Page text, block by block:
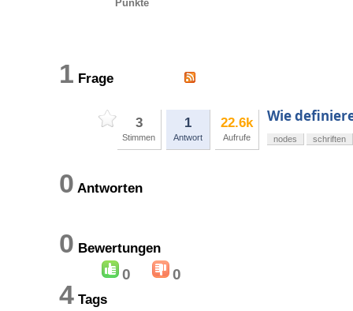
Punkte
1 Frage
3
Stimmen
1
Antwort
22.6k
Aufrufe
Wie
nodes schriften
0 Antworten
0 Bewertungen
0 0
4 Tags